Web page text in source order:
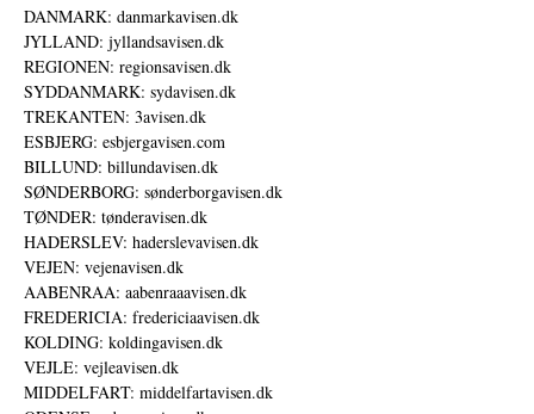
DANMARK: danmarkavisen.dk
JYLLAND: jyllandsavisen.dk
REGIONEN: regionsavisen.dk
SYDDANMARK: sydavisen.dk
TREKANTEN: 3avisen.dk
ESBJERG: esbjergavisen.com
BILLUND: billundavisen.dk
SØNDERBORG: sønderborgavisen.dk
TØNDER: tønderavisen.dk
HADERSLEV: haderslevavisen.dk
VEJEN: vejenavisen.dk
AABENRAA: aabenraaavisen.dk
FREDERICIA: fredericiaavisen.dk
KOLDING: koldingavisen.dk
VEJLE: vejleavisen.dk
MIDDELFART: middelfartavisen.dk